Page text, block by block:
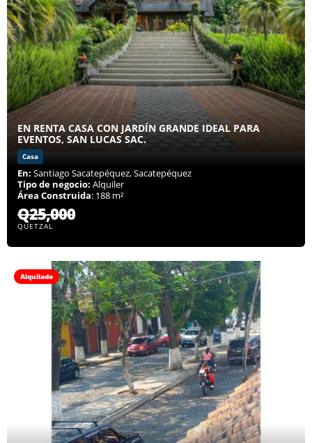
EN RENTA CASA CON JARDÍN GRANDE IDEAL PARA
EVENTOS, SAN LUCAS SAC.
Casa
En: Santiago Sacatepéquez, Sacatepéquez
Tipo de negocio: Alquiler
Área Construida: 188 m²
Q25,000
QUETZAL
Alquilado